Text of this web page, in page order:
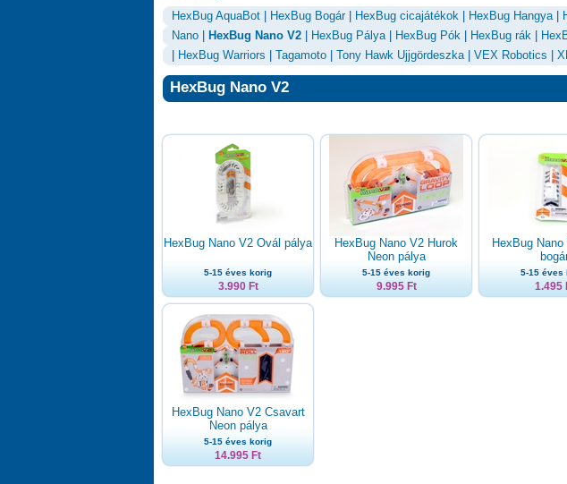
HexBug AquaBot HexBug Bogár| HexBug cicajátékok HexBug Hangya|
Nano
HexBug Nano V2 HexBug Pálya| HexBug Pók HexBug rák
HexBug Warriors Tagamoto Tony Hawk Ujjgördeszka| VEX Robotics
HexBug Nano V2
HexBug Nano V2 Ovál pálya
5-15 éves korig
3.990 Ft
HexBug Nano V2 Hurok
Neon pálya
5-15 éves korig
9.995 Ft
HexBug
5-15 éves
1.495
HexBug Nano V2 Csavart
Neon pálya
5-15 éves korig
14.995 Ft